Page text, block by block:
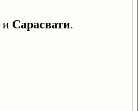
и Сарасвати.